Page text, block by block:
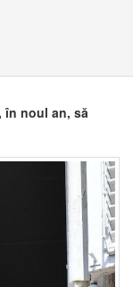
în noul an, să